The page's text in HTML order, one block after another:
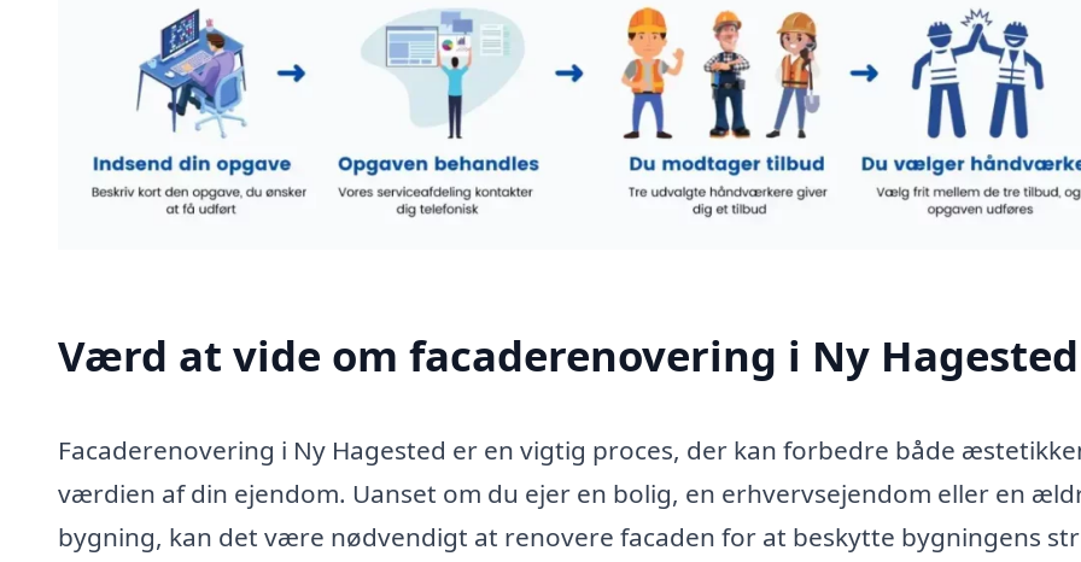
Værd at vide om facaderenovering i Ny Hagested
Facaderenovering i Ny Hagested er en vigtig proces, der kan forbedre både
værdien af din ejendom. Uanset om du ejer en bolig, en erhvervsejendom eller en
bygning, kan det være nødvendigt at renovere facaden for at beskytte bygningens